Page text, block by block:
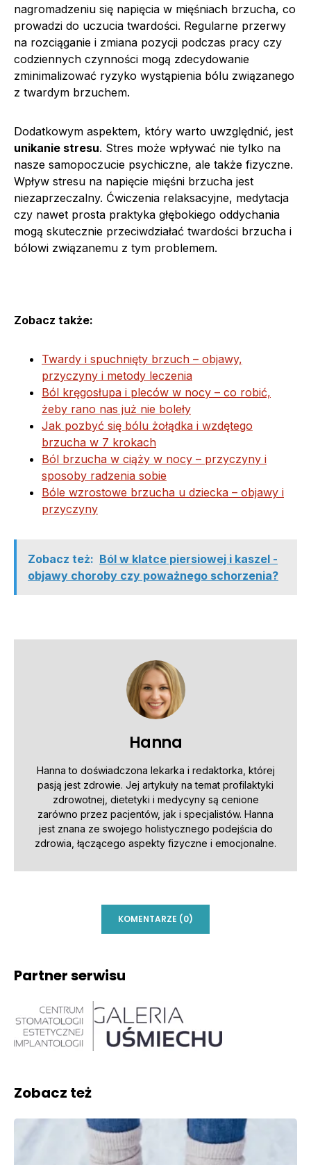
nagromadzeniu się napięcia w mięśniach brzucha, co
prowadzi do uczucia twardości. Regularne przerwy
na rozciąganie i zmiana pozycji podczas pracy czy
codziennych czynności mogą zdecydowanie
zminimalizować ryzyko wystąpienia bólu związanego
z twardym brzuchem.
Dodatkowym aspektem, który warto uwzględnić, jest
unikanie stresu. Stres może wpływać nie tylko na
nasze samopoczucie psychiczne, ale także fizyczne.
Wpływ stresu na napięcie mięśni brzucha jest
niezaprzeczalny. Ćwiczenia relaksacyjne, medytacja
czy nawet prosta praktyka głębokiego oddychania
mogą skutecznie przeciwdziałać twardości brzucha i
bólowi związanemu z tym problemem.
Zobacz także:
Twardy i spuchnięty brzuch – objawy,
przyczyny i metody leczenia
Ból kręgosłupa i pleców w nocy – co robić,
żeby rano nas już nie boleły
Jak pozbyć się bólu żołądka i wzdętego
brzucha w 7 krokach
Ból brzucha w ciąży w nocy – przyczyny i
sposoby radzenia sobie
Bóle wzrostowe brzucha u dziecka – objawy i
przyczyny
Zobacz też: Ból w klatce piersiowej i kaszel -
objawy choroby czy poważnego schorzenia?
Hanna
Hanna to doświadczona lekarka i redaktorka, której
pasją jest zdrowie. Jej artykuły na temat profilaktyki
zdrowotnej, dietetyki i medycyny są cenione
zarówno przez pacjentów, jak i specjalistów. Hanna
jest znana ze swojego holistycznego podejścia do
zdrowia, łączącego aspekty fizyczne i emocjonalne.
KOMENTARZE (0)
Partner serwisu
Zobacz też